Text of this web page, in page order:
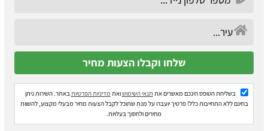
בשליחת הטופס הינכם מאשרים את תנאי השימושואת מדיניות הפרטיותבאתר. השירות ניתן
בחינם ללא התחייבות כלל! פרטיך יועברו על מנת שתוכל לקבל הצעות מחיר מבעלי מקצוע, להשוות
מחירים ולחסוך בעלויות.